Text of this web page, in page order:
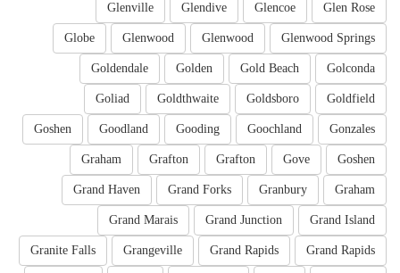
Glen Rose
Glencoe
Glendive
Glenville
Glenwood Springs
Glenwood
Glenwood
Globe
Golconda
Gold Beach
Golden
Goldendale
Goldfield
Goldsboro
Goldthwaite
Goliad
Gonzales
Goochland
Gooding
Goodland
Goshen
Goshen
Gove
Grafton
Grafton
Graham
Graham
Granbury
Grand Forks
Grand Haven
Grand Island
Grand Junction
Grand Marais
Grand Rapids
Grand Rapids
Grangeville
Granite Falls